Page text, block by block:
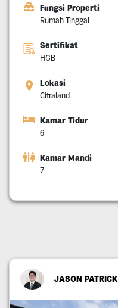
Fungsi Properti
Rumah Tinggal
Sertifikat
HGB
Lokasi
Citraland
Kamar Tidur
6
Kamar Mandi
7
JASON PATRICK